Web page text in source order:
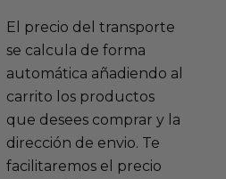
El precio del transporte
se calcula de forma
automática añadiendo al
carrito los productos
que desees comprar y la
dirección de envio. Te
facilitaremos el precio